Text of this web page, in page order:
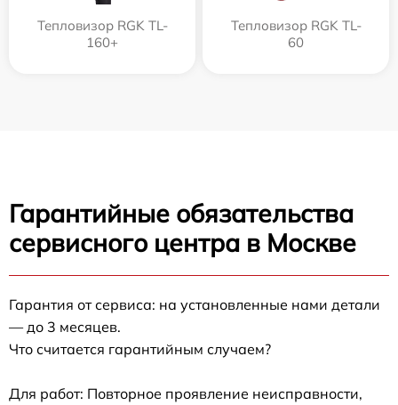
Тепловизор RGK TL-
160+
Тепловизор RGK TL-
60
Гарантийные обязательства
сервисного центра в Москве
Гарантия от сервиса: на установленные нами детали
— до 3 месяцев.
Что считается гарантийным случаем?
Для работ: Повторное проявление неисправности,